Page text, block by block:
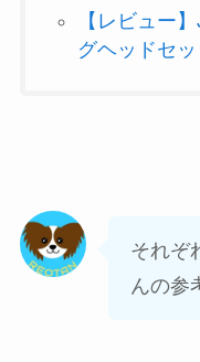
【レビュー
グヘッドセッ
それぞ
んの参